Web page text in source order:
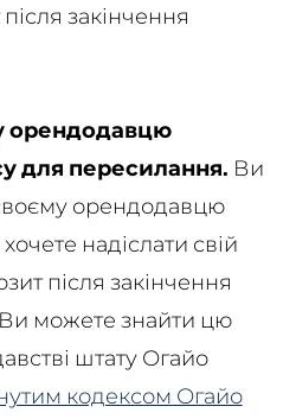
закінчення
орендодавцю
для пересилання. Ви
орендодавцю
надіслати свій
після закінчення
можете знайти цю
штату Огайо
кодексом Огайо